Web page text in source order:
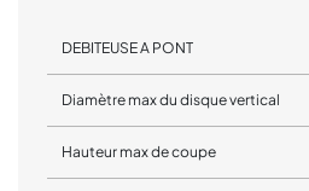
DEBITEUSE A PONT
Diamètre max du disque vertical
Hauteur max de coupe